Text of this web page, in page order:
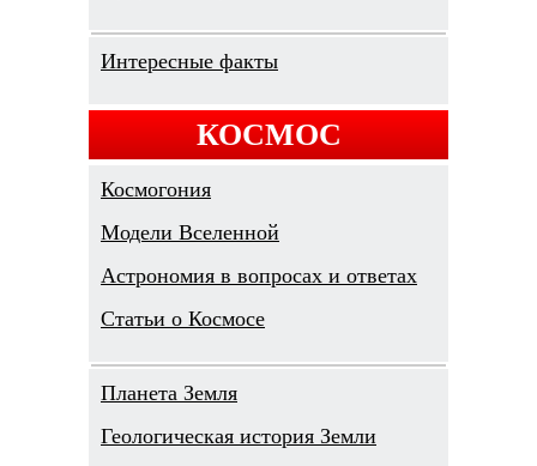
Интересные факты
КОСМОС
Космогония
Модели Вселенной
Астрономия в вопросах и ответах
Cтатьи о Космосе
Планета Земля
Геологическая история Земли